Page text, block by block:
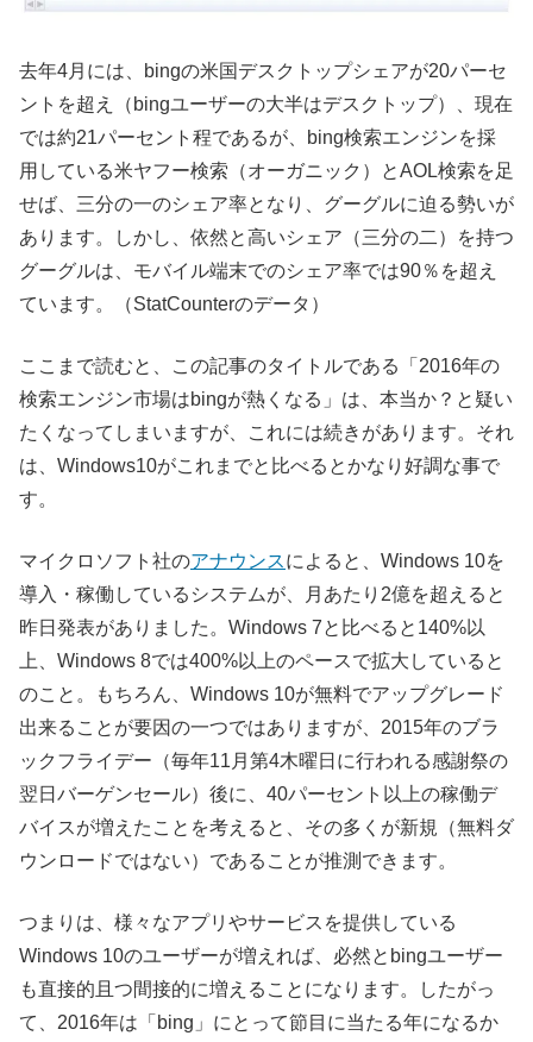
去年4月には、bingの米国デスクトップシェアが20パーセ
ントを超え（bingユーザーの大半はデスクトップ）、現在
では約21パーセント程であるが、bing検索エンジンを採
用している米ヤフー検索（オーガニック）とAOL検索を足
せば、三分の一のシェア率となり、グーグルに迫る勢いが
あります。しかし、依然と高いシェア（三分の二）を持つ
グーグルは、モバイル端末でのシェア率では90％を超え
ています。（StatCounterのデータ）
ここまで読むと、この記事のタイトルである「2016年の
検索エンジン市場はbingが熱くなる」は、本当か？と疑い
たくなってしまいますが、これには続きがあります。それ
は、Windows10がこれまでと比べるとかなり好調な事で
す。
マイクロソフト社のアナウンスによると、Windows 10を
導入・稼働しているシステムが、月あたり2億を超えると
昨日発表がありました。Windows 7と比べると140%以
上、Windows 8では400%以上のペースで拡大していると
のこと。もちろん、Windows 10が無料でアップグレード
出来ることが要因の一つではありますが、2015年のブラ
ックフライデー（毎年11月第4木曜日に行われる感謝祭の
翌日バーゲンセール）後に、40パーセント以上の稼働デ
バイスが増えたことを考えると、その多くが新規（無料ダ
ウンロードではない）であることが推測できます。
つまりは、様々なアプリやサービスを提供している
Windows 10のユーザーが増えれば、必然とbingユーザー
も直接的且つ間接的に増えることになります。したがっ
て、2016年は「bing」にとって節目に当たる年になるか